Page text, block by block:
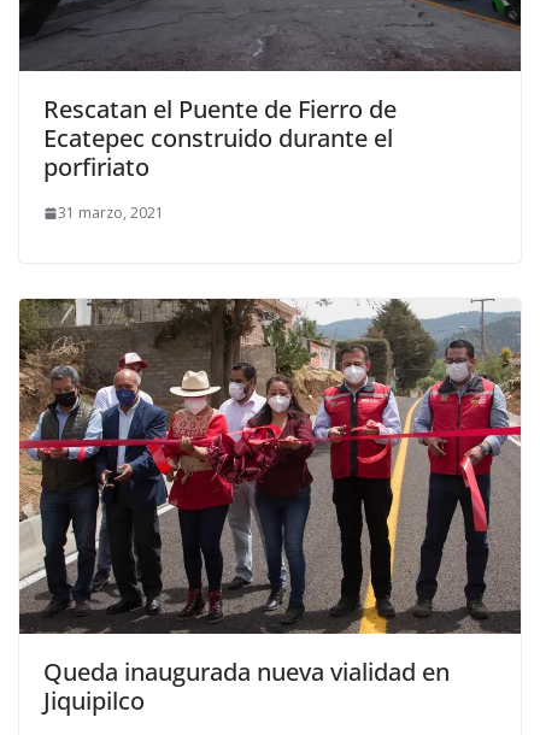
Rescatan el Puente de Fierro de
Ecatepec construido durante el
porfiriato
31 marzo, 2021
Queda inaugurada nueva vialidad en
Jiquipilco